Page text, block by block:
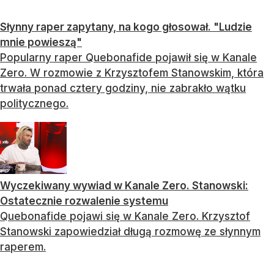
Słynny raper zapytany, na kogo głosował. "Ludzie
mnie powieszą"
Popularny raper Quebonafide pojawił się w Kanale
Zero. W rozmowie z Krzysztofem Stanowskim, która
trwała ponad cztery godziny, nie zabrakło wątku
politycznego.
Wyczekiwany wywiad w Kanale Zero. Stanowski:
Ostatecznie rozwalenie systemu
Quebonafide pojawi się w Kanale Zero. Krzysztof
Stanowski zapowiedział długą rozmowę ze słynnym
raperem.